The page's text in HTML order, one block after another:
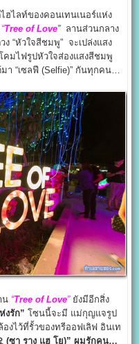
ฮไลท์ของคอนเทนเนอร์แห่ง
“Tree of Love”ลานส่วนกลาง
“หัวใจสีชมพู” จะเปล่งแสง
มไฟรูปหัวใจส่องแสงสีชมพู
“เซลฟี (Selfie)” กันทุกคน…
น “Tree of Love”ยังมีอีกสิ่ง
งรัก” โซนนี้จะมี แม่กุญแจรูป
องไว้ที่รั้วของทรีออฟเลิฟ อินเท
(ซา ราง แฮ โย)” ผมรักคุน…